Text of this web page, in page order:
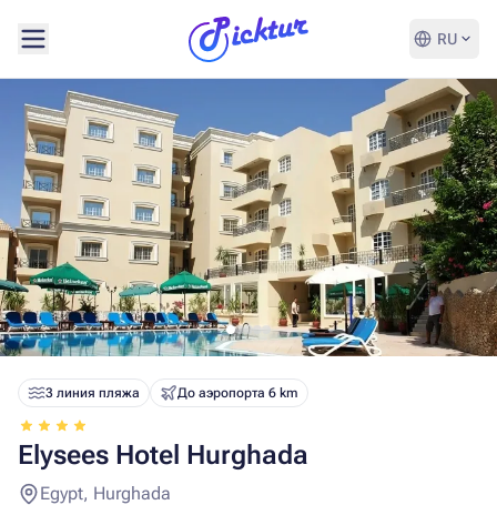
RU
3 линия пляжа До аэропорта 6 km
Elysees Hotel Hurghada
Egypt, Hurghada